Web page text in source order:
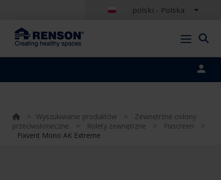
polski - Polska
> Wyszukiwanie produktów >
Zewnętrzne osłony
przeciwsłoneczne
> Rolety zewnętrzne > Fixscreen
>
Fixvent Mono AK Extreme